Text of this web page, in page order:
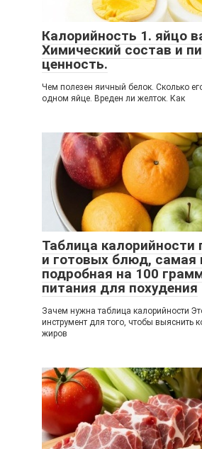
Калорийность 1. яйцо
Химический состав и
ценность.
Чем полезен яичный белок. Сколько
одном яйце. Вреден ли желток. Как
Таблица калорийности
и готовых блюд, самая
подробная на 100
питания для похудения
Зачем нужна таблица калорийности
инструмент для того, чтобы выяснить
жиров